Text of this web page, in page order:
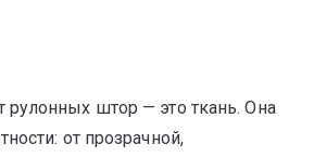
штор — это ткань. Она
от прозрачной,